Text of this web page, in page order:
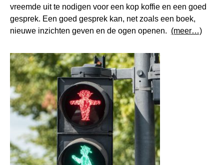
vreemde uit te nodigen voor een kop koffie en een goed
gesprek. Een goed gesprek kan, net zoals een boek,
nieuwe inzichten geven en de ogen openen. (meer…)